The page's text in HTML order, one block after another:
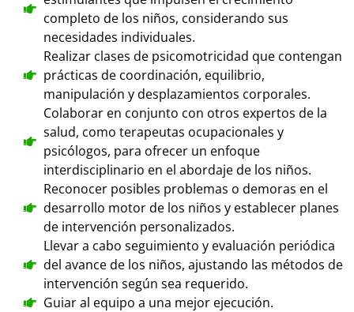
completo de los niños, considerando sus
necesidades individuales.
Realizar clases de psicomotricidad que contengan
prácticas de coordinación, equilibrio,
manipulación y desplazamientos corporales.
Colaborar en conjunto con otros expertos de la
salud, como terapeutas ocupacionales y
psicólogos, para ofrecer un enfoque
interdisciplinario en el abordaje de los niños.
Reconocer posibles problemas o demoras en el
desarrollo motor de los niños y establecer planes
de intervención personalizados.
Llevar a cabo seguimiento y evaluación periódica
del avance de los niños, ajustando las métodos de
intervención según sea requerido.
Guiar al equipo a una mejor ejecución.